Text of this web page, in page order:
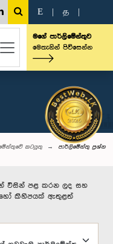
E த
මගේ පාර්ලිමේන්තුව
මෙතැනින් පිවිසෙන්න
කටයුතු පාර්ලි‌මේන්තු‌ ප්‍රශ්න
විසින් පළ කරන ලද සහ
හෝ කිහිපයක් ඇතුළත්